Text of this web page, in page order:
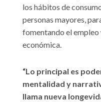
los hábitos de
personas mayores,
fomentando el empleo
económica.
“Lo principal es
mentalidad y
llama nueva